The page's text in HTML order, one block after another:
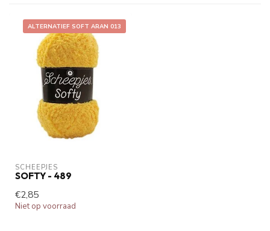
ALTERNATIEF SOFT ARAN 013
SCHEEPJES
SOFTY - 489
€2,85
Niet op voorraad